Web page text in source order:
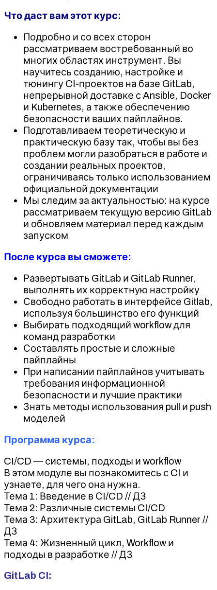
Что даст вам этот курс:
Подробно и со всех сторон
рассматриваем востребованный во
многих областях инструмент. Вы
научитесь созданию, настройке и
тюнингу CI-проектов на базе GitLab,
непрерывной доставке с Ansible, Docker
и Kubernetes, а также обеспечению
безопасности ваших пайплайнов.
Подготавливаем теоретическую и
практическую базу так, чтобы вы без
проблем могли разобраться в работе и
создании реальных проектов,
ограничиваясь только использованием
официальной документации
Мы следим за актуальностью: на курсе
рассматриваем текущую версию GitLab
и обновляем материал перед каждым
запуском
После курса вы сможете:
Развертывать GitLab и GitLab Runner,
выполнять их корректную настройку
Свободно работать в интерфейсе Gitlab,
используя большинство его функций
Выбирать подходящий workflow для
команд разработки
Составлять простые и сложные
пайплайны
При написании пайплайнов учитывать
требования информационной
безопасности и лучшие практики
Знать методы использования pull и push
моделей
Программа курса:
CI/CD — системы, подходы и workflow
В этом модуле вы познакомитесь с CI и
узнаете, для чего она нужна.
Тема 1: Введение в СI/CD // ДЗ
Тема 2: Различные системы CI/CD
Тема 3: Архитектура GitLab, GitLab Runner //
ДЗ
Тема 4: Жизненный цикл, Workflow и
подходы в разработке // ДЗ
GitLab CI: